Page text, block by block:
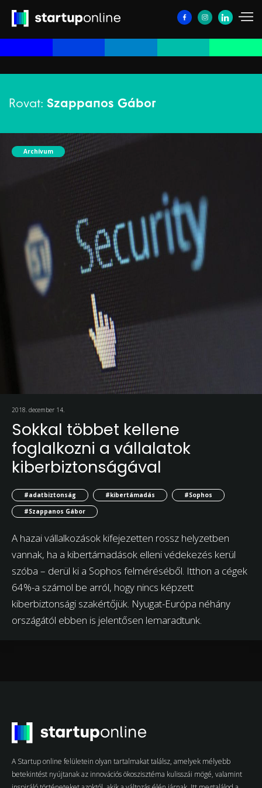
Rovat: Szappanos Gábor
Archívum
2018. december 14.
Sokkal többet kellene
foglalkozni a vállalatok
kiberbiztonságával
#adatbiztonság #kibertámadás
#Sophos
#Szappanos Gábor
A hazai vállalkozások kifejezetten rossz helyzetben
vannak, ha a kibertámadások elleni védekezés kerül
szóba – derül ki a Sophos felméréséből. Itthon a cégek
64%-a számol be arról, hogy nincs képzett
kiberbiztonsági szakértőjük. Nyugat-Európa néhány
országától ebben is jelentősen lemaradtunk.
A Startup online felületein olyan tartalmakat találsz, amelyek mélyebb
betekintést nyújtanak az innovációs ökoszisztéma kulisszái mögé, valamint